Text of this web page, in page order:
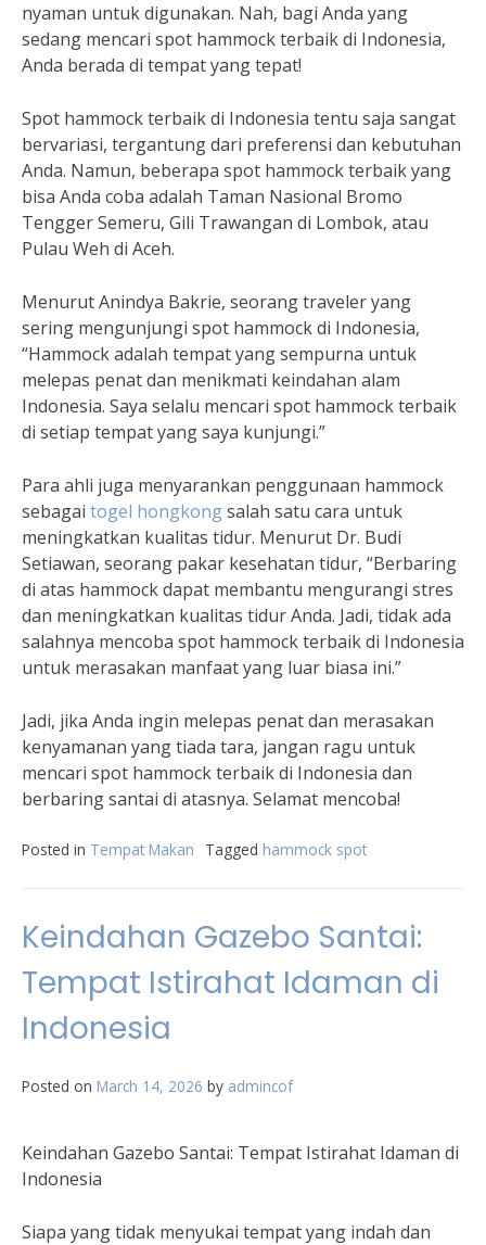
nyaman untuk digunakan. Nah, bagi Anda yang
sedang mencari spot hammock terbaik di Indonesia,
Anda berada di tempat yang tepat!
Spot hammock terbaik di Indonesia tentu saja sangat
bervariasi, tergantung dari preferensi dan kebutuhan
Anda. Namun, beberapa spot hammock terbaik yang
bisa Anda coba adalah Taman Nasional Bromo
Tengger Semeru, Gili Trawangan di Lombok, atau
Pulau Weh di Aceh.
Menurut Anindya Bakrie, seorang traveler yang
sering mengunjungi spot hammock di Indonesia,
“Hammock adalah tempat yang sempurna untuk
melepas penat dan menikmati keindahan alam
Indonesia. Saya selalu mencari spot hammock terbaik
di setiap tempat yang saya kunjungi.”
Para ahli juga menyarankan penggunaan hammock
sebagai togel hongkongsalah satu cara untuk
meningkatkan kualitas tidur. Menurut Dr. Budi
Setiawan, seorang pakar kesehatan tidur, “Berbaring
di atas hammock dapat membantu mengurangi stres
dan meningkatkan kualitas tidur Anda. Jadi, tidak ada
salahnya mencoba spot hammock terbaik di Indonesia
untuk merasakan manfaat yang luar biasa ini.”
Jadi, jika Anda ingin melepas penat dan merasakan
kenyamanan yang tiada tara, jangan ragu untuk
mencari spot hammock terbaik di Indonesia dan
berbaring santai di atasnya. Selamat mencoba!
Posted in Tempat Makan Tagged hammock spot
Keindahan Gazebo Santai:
Tempat Istirahat Idaman di
Indonesia
Posted on March 14, 2026 by admincof
Keindahan Gazebo Santai: Tempat Istirahat Idaman di
Indonesia
Siapa yang tidak menyukai tempat yang indah dan